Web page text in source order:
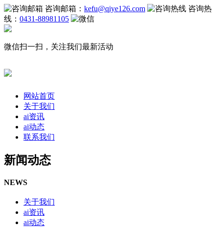
咨询邮箱： kefu@qiye126.com
咨询热
线： 0431-88981105
微信扫一扫，关注我们最新活动
网站首页
关于我们
ai资讯
ai动态
联系我们
新闻动态
NEWS
关于我们
ai资讯
ai动态